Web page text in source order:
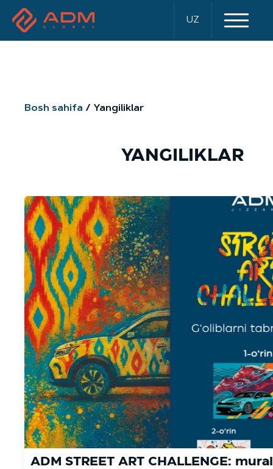
UZ
Bosh sahifa Yangiliklar
YANGILIKLAR
ADM STREET ART CHALLENGE: